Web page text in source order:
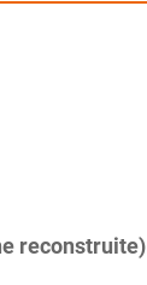
reconstruite)